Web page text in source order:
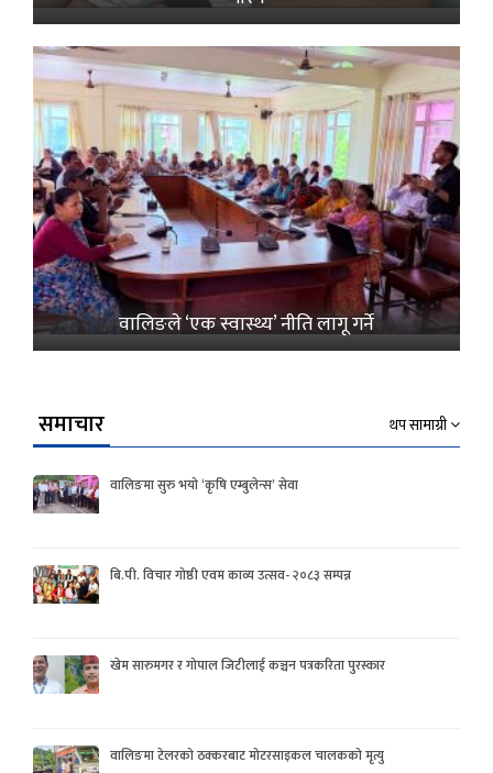
वालिङले ‘एक स्वास्थ्य’ नीति लागू गर्ने
समाचार थप सामाग्री
वालिङमा सुरु भयो ‘कृषि एम्बुलेन्स’ सेवा
बि.पी. विचार गोष्ठी एवम काव्य उत्सव- २०८३ सम्पन्न
खेम सारुमगर र गोपाल जिटीलाई कञ्चन पत्रकरिता पुरस्कार
वालिङमा टेलरको ठक्करबाट मोटरसाइकल चालकको मृत्यु